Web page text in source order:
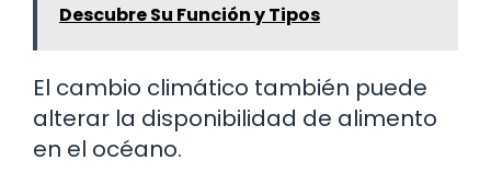
Descubre Su Función y Tipos
El cambio climático también puede
alterar la disponibilidad de alimento
en el océano.